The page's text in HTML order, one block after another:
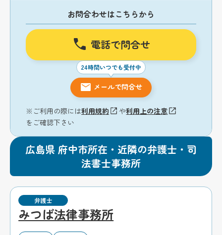
お問合わせはこちらから
電話で問合せ
24時間いつでも受付中
メールで問合せ
※ご利用の際には利用規約 や利用上の注意
をご確認下さい
広島県 府中市所在・近隣の弁護士・司
法書士事務所
弁護士
みつば法律事務所